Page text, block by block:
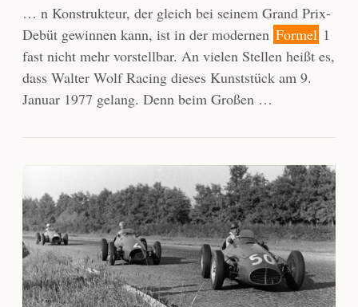
… n Konstrukteur, der gleich bei seinem Grand Prix-
Debüt gewinnen kann, ist in der modernen Formel 1
fast nicht mehr vorstellbar. An vielen Stellen heißt es,
dass Walter Wolf Racing dieses Kunststück am 9.
Januar 1977 gelang. Denn beim Großen …